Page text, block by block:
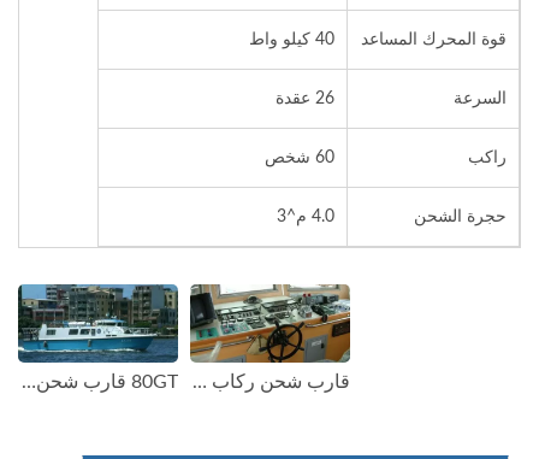
قوة المحرك المساعد 40 كيلو واط
السرعة 26 عقدة
راكب 60 شخص
حجرة الشحن 4.0 م^3
80GT قارب شحن ركاب FRP (1) قارب شحن ركاب 80GT FRP(2)